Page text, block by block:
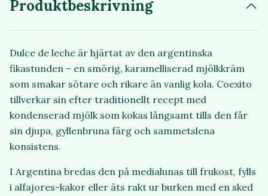
Produktbeskrivning
Dulce de leche är hjärtat av den argentinska
fikastunden – en smörig, karamelliserad mjölkkräm
som smakar sötare och rikare än vanlig kola. Coexito
tillverkar sin efter traditionellt recept med
kondenserad mjölk som kokas långsamt tills den får
sin djupa, gyllenbruna färg och sammetslena
konsistens.
I Argentina bredas den på medialunas till frukost, fylls
i alfajores-kakor eller äts rakt ur burken med en sked